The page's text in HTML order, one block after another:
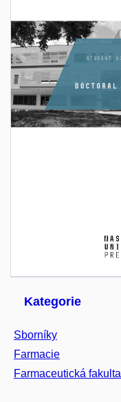
Kategorie
Sborníky
Farmacie
Farmaceutická fakulta